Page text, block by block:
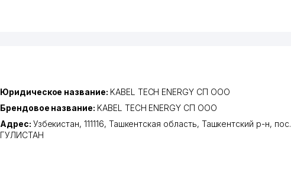
Юридическое название: KABEL TECH ENERGY СП ООО
Брендовое название: KABEL TECH ENERGY СП ООО
Адрес: Узбекистан, 111116, Ташкентская область, Ташкентский р-н, пос.
ГУЛИСТАН